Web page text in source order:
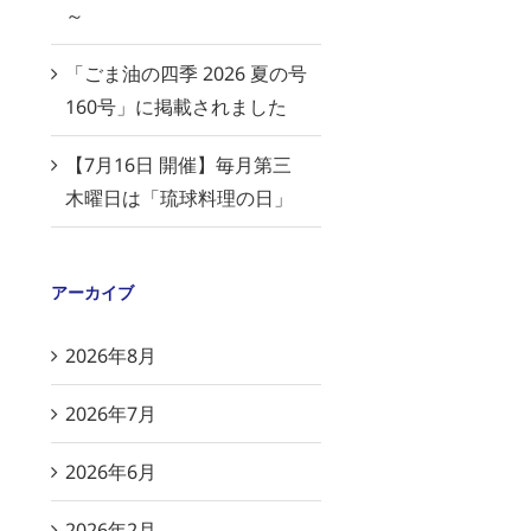
～
「ごま油の四季 2026 夏の号
160号」に掲載されました
【7月16日 開催】毎月第三
木曜日は「琉球料理の日」
アーカイブ
2026年8月
2026年7月
2026年6月